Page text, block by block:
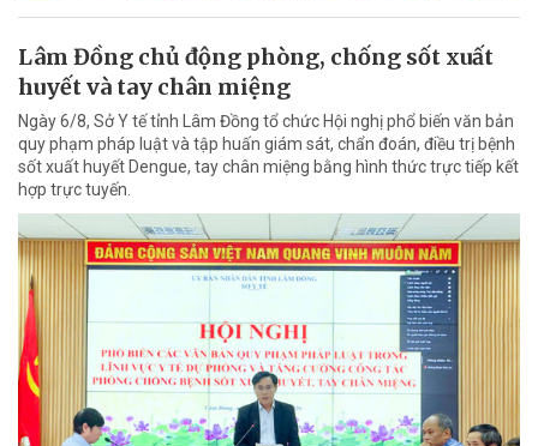
Lâm Đồng chủ động phòng, chống sốt xuất
huyết và tay chân miệng
Ngày 6/8, Sở Y tế tỉnh Lâm Đồng tổ chức Hội nghị phổ biến văn bản
quy phạm pháp luật và tập huấn giám sát, chẩn đoán, điều trị bệnh
sốt xuất huyết Dengue, tay chân miệng bằng hình thức trực tiếp kết
hợp trực tuyến.